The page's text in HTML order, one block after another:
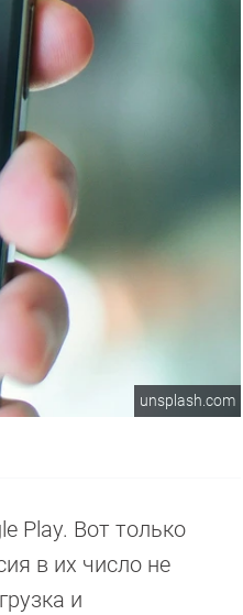
unsplash.com
Play. Вот только
в их число не
и